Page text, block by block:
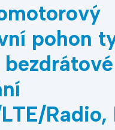
pohon
Radio,